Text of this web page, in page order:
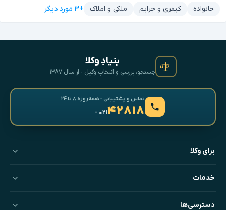
خانواده کیفری و جرایم ملکی و املاک +۳ مورد دیگر
بنیادِ وکلا
جستجو، بررسی و انتخابِ وکیل · از سال ۱۳۸۷
تماس و پشتیبانی · همه‌روزه ۸ تا ۲۴
۴۲۸۱۸- ۰۲۱
برای وکلا
خدمات
دسترسی‌ها